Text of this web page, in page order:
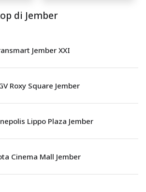
di Jember
Jember XXI
Roxy Square Jember
Lippo Plaza Jember
Cinema Mall Jember